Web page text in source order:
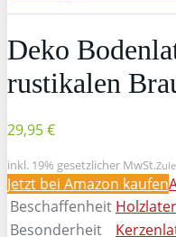
Deko
rustikalen
29,95 €
inkl. 19% gesetzlicher MwSt.
Jetzt bei Amazon kaufen
Beschaffenheit
Besonderheit